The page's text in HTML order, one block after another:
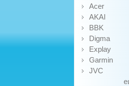
Acer
AKAI
BBK
Digma
Explay
Garmin
JVC